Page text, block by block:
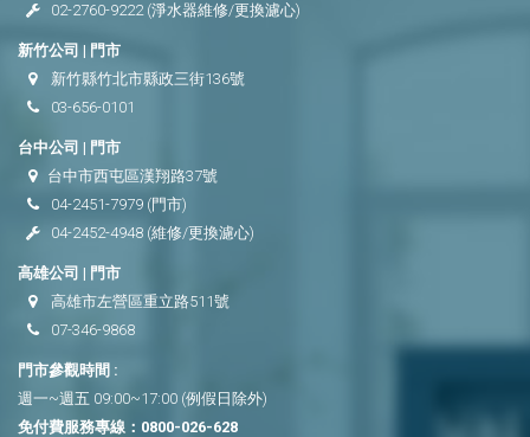
02-2760-9222(淨水器維修/更換濾心)
新竹公司 | 門市
新竹縣竹北市縣政三街136號
03-656-0101
台中公司 | 門市
台中市西屯區漢翔路37號
04-2451-7979 (門市)
04-2452-4948 (維修/更換濾心)
高雄公司 | 門市
高雄市左營區重立路511號
07-346-9868
門市參觀時間 :
週一~週五 09:00~17:00 (例假日除外)
免付費服務專線： 0800-026-628